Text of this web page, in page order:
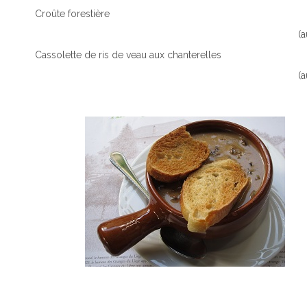
Croûte forestière
Cassolette de ris de veau aux chanterelles